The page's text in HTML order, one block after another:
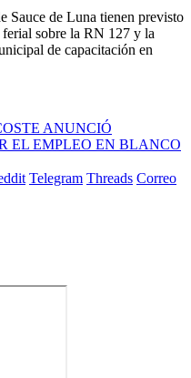
Sauce de Luna tienen previsto
sobre la RN 127 y la
de capacitación en
ANUNCIÓ
EL EMPLEO EN BLANCO
Telegram Threads Correo